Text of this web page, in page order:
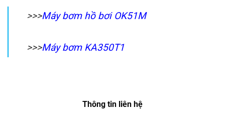
>>>Máy bơm hồ bơi OK51M
>>>Máy bơm KA350T1
Thông tin liên hệ